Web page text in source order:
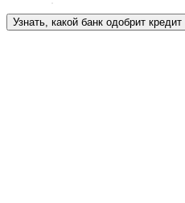
Узнать, какой банк одобрит кредит